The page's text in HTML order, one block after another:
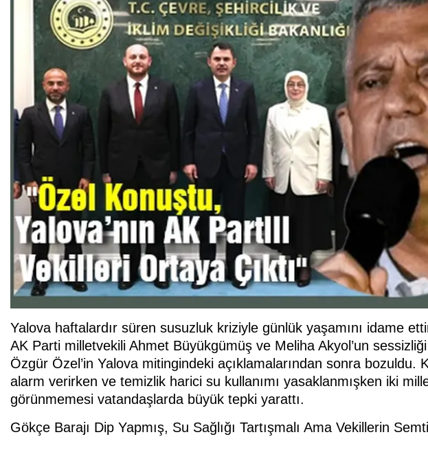
Yalova haftalardır süren susuzluk kriziyle günlük yaşamını idame
AK Parti milletvekili Ahmet Büyükgümüş ve Meliha Akyol’un
Özgür Özel’in Yalova mitingindeki açıklamalarından sonra bozuldu.
alarm verirken ve temizlik harici su kullanımı yasaklanmışken iki
görünmemesi vatandaşlarda büyük tepki yarattı.
Gökçe Barajı Dip Yapmış, Su Sağlığı Tartışmalı Ama Vekillerin